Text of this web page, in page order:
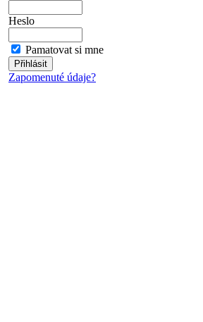
Heslo
Pamatovat si mne
Zapomenuté údaje?